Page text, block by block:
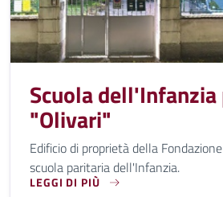
Scuola
"Olivari"
Edificio di proprietà della
scuola paritaria dell'Infanzia.
LEGGI DI PIÙ
EDIFICIO DI PROPRIETÀ DELLA